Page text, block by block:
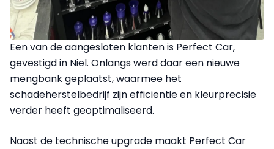
Een van de aangesloten klanten is Perfect Car,
gevestigd in Niel. Onlangs werd daar een nieuwe
mengbank geplaatst, waarmee het
schadeherstelbedrijf zijn efficiëntie en kleurprecisie
verder heeft geoptimaliseerd.
Naast de technische upgrade maakt Perfect Car